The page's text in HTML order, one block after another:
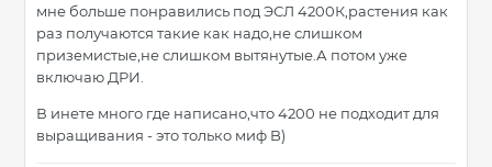
мне больше понравились под ЭСЛ 4200К,растения как
раз получаются такие как надо,не слишком
приземистые,не слишком вытянутые.А потом уже
включаю ДРИ.
В инете много где написано,что 4200 не подходит для
выращивания - это только миф B)